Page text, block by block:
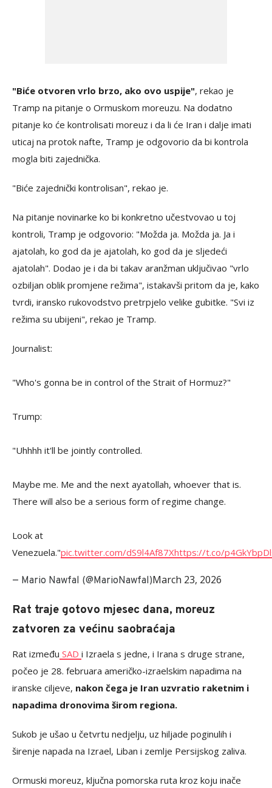
"Biće otvoren vrlo brzo, ako ovo uspije", rekao je
Tramp na pitanje o Ormuskom moreuzu. Na dodatno
pitanje ko će kontrolisati moreuz i da li će Iran i dalje imati
uticaj na protok nafte, Tramp je odgovorio da bi kontrola
mogla biti zajednička.
"Biće zajednički kontrolisan", rekao je.
Na pitanje novinarke ko bi konkretno učestvovao u toj
kontroli, Tramp je odgovorio: "Možda ja. Možda ja. Ja i
ajatolah, ko god da je ajatolah, ko god da je sljedeći
ajatolah". Dodao je i da bi takav aranžman uključivao "vrlo
ozbiljan oblik promjene režima", istakavši pritom da je, kako
tvrdi, iransko rukovodstvo pretrpjelo velike gubitke. "Svi iz
režima su ubijeni", rekao je Tramp.
Journalist:
"Who's gonna be in control of the Strait of Hormuz?"
Trump:
"Uhhhh it'll be jointly controlled.
Maybe me. Me and the next ayatollah, whoever that is.
There will also be a serious form of regime change.
Look at
Venezuela."pic.twitter.com/dS9l4Af87Xhttps://t.co/
— Mario Nawfal (@MarioNawfal)March 23, 2026
Rat traje gotovo mjesec dana, moreuz
zatvoren za većinu saobraćaja
Rat između SAD i Izraela s jedne, i Irana s druge strane,
počeo je 28. februara američko-izraelskim napadima na
iranske ciljeve, nakon čega je Iran uzvratio raketnim i
napadima dronovima širom regiona.
Sukob je ušao u četvrtu nedjelju, uz hiljade poginulih i
širenje napada na Izrael, Liban i zemlje Persijskog zaliva.
Ormuski moreuz, ključna pomorska ruta kroz koju inače